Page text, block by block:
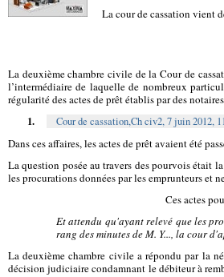
La cour de cassation vient
La deuxième chambre civile de la Cour de
l’intermédiaire de laquelle de nombreux
régularité des actes de prêt établis par des
1. Cour de cassation,Ch civ2, 7 juin 2012,
Dans ces affaires, les actes de prêt avaient été
La question posée au travers des pourvois était
les procurations données par les emprunteurs et
Ces actes
Et attendu qu'ayant relevé que les
rang des minutes de M. Y..., la cour
La deuxième chambre civile a répondu par la
décision judiciaire condamnant le débiteur à